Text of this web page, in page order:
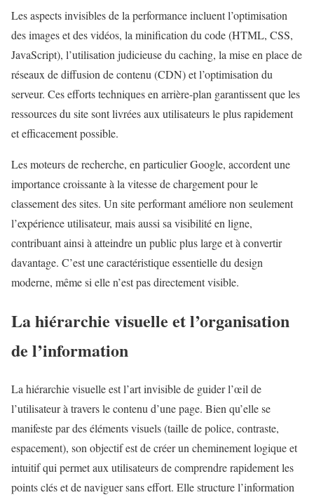
Les aspects invisibles de la performance incluent l’optimisation
des images et des vidéos, la minification du code (HTML, CSS,
JavaScript), l’utilisation judicieuse du caching, la mise en place de
réseaux de diffusion de contenu (CDN) et l’optimisation du
serveur. Ces efforts techniques en arrière-plan garantissent que les
ressources du site sont livrées aux utilisateurs le plus rapidement
et efficacement possible.
Les moteurs de recherche, en particulier Google, accordent une
importance croissante à la vitesse de chargement pour le
classement des sites. Un site performant améliore non seulement
l’expérience utilisateur, mais aussi sa visibilité en ligne,
contribuant ainsi à atteindre un public plus large et à convertir
davantage. C’est une caractéristique essentielle du design
moderne, même si elle n’est pas directement visible.
La hiérarchie visuelle et l’organisation
de l’information
La hiérarchie visuelle est l’art invisible de guider l’œil de
l’utilisateur à travers le contenu d’une page. Bien qu’elle se
manifeste par des éléments visuels (taille de police, contraste,
espacement), son objectif est de créer un cheminement logique et
intuitif qui permet aux utilisateurs de comprendre rapidement les
points clés et de naviguer sans effort. Elle structure l’information